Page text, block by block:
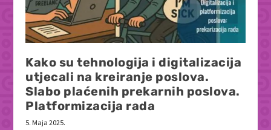
Kako su tehnologija i digitalizacija
utjecali na kreiranje poslova.
Slabo plaćenih prekarnih poslova.
Platformizacija rada
5. Maja 2025.